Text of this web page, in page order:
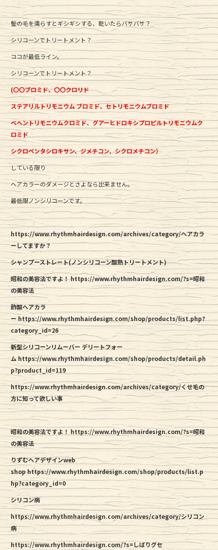
髪の毛を濡らすとギシギシする、乾いたらバサバサ？
シリコーンでトリートメント？
ココが最低ライン。
シリコーンでトリートメント？
(〇〇ブロミド、〇〇クロリド
ステアリルトリモニウム ブロミド、セトリモニウムブロミド
ベヘントリモニウムクロミド、グアーヒドロキシプロピルトリモニウムク
ロミド
シクロペンタシロキサン、ジメチコン、シクロメチコン）
している限り
ヘアカラーのダメージとさよなら出来ません。
最低限ノンシリコーンです。
https://www.rhythmhairdesign.com/archives/category/ヘアカラ
ーしてますか？
シャンプーストレート(ノンシリコーン酸熱トリートメント)
昭和の美容法ですよ！https://www.rhythmhairdesign.com/?s=昭和
の美容法
酢酸ヘアカラ
ー https://www.rhythmhairdesign.com/shop/products/list.php?
category_id=26
新型シリコーンリムーバー デリートフォー
ム https://www.rhythmhairdesign.com/shop/products/detail.ph
p?product_id=119
https://www.rhythmhairdesign.com/archives/category/くせ毛の
方に知って欲しい事
昭和の美容法ですよ！ https://www.rhythmhairdesign.com/?s=昭和
の美容法
りずむヘアデザインweb
shophttps://www.rhythmhairdesign.com/shop/products/list.p
hp?category_id=0
シリコン病
https://www.rhythmhairdesign.com/archives/category/シリコン
病
https://www.rhythmhairdesign.com/?s=しばりグセ